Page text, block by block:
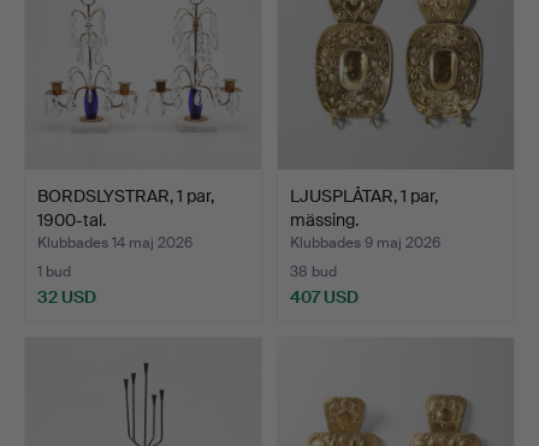
BORDSLYSTRAR, 1 par,
1900-tal.
Klubbades 14 maj 2026
1 bud
32 USD
LJUSPLÅTAR, 1 par,
mässing.
Klubbades 9 maj 2026
38 bud
407 USD